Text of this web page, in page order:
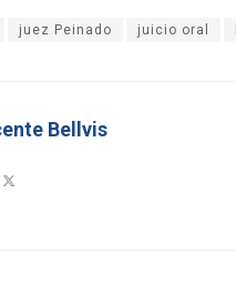
juez Peinado juicio oral
Bellvis